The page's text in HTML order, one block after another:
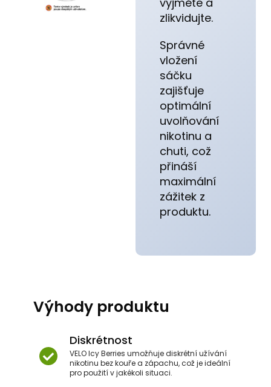
zlikvidujte.
Správné
vložení
sáčku
zajišťuje
optimální
uvolňování
nikotinu a
chuti, což
přináší
maximální
zážitek z
produktu.
Výhody produktu
Diskrétnost
VELO Icy Berries umožňuje diskrétní užívání
nikotinu bez kouře a zápachu, což je ideální
pro použití v jakékoli situaci.